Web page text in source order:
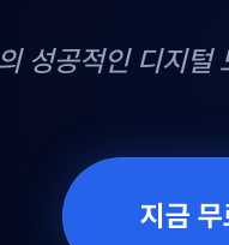
성공적인 디지털
지금